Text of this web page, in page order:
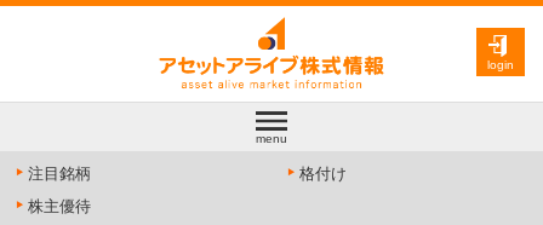
login
menu
注目銘柄
格付け
株主優待